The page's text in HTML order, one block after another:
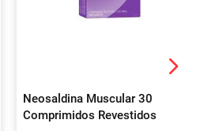
Neosaldina Muscular 30
Comprimidos Revestidos